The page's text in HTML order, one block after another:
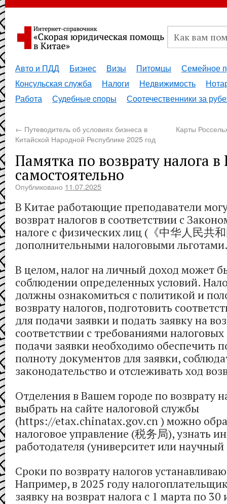
Авто и ПДД Бизнес Визы Питомцы
Семейное
Консульская служба
Налоги Недвижимость
Работа
Судебные cпоры Соотечественники за
← Путеводитель об условиях бизнеса в
Китайской Народной Республике 2025 год
Карты
Памятка по возврату налога в
самостоятельно
Опубликовано 11.07.2025
В Китае работающие преподаватели
возврат налогов в соответствии с
налоге с физических лиц (《中华人民共
дополнительными налоговыми
В целом, налог на личный доход может
соблюдении определенных условий.
должны ознакомиться с политикой и
возврату налогов, подготовить
для подачи заявки и подать заявку на
соответствии с требованиями
подачи заявки необходимо обеспечить
полноту документов для заявки,
законодательство и отслеживать ход
Отделения в Вашем городе по возврату
выбрать на сайте налоговой службы
(https://etax.chinatax.gov.cn ) можно
налоговое управление (税务局), узнать
работодателя (университет или
Сроки по возврату налогов
Например, в 2025 году
заявку на возврат налога с 1 марта по